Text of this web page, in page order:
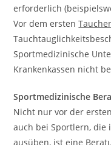
erforderlich
Vor dem ersten
Sportmedizinische
Krankenkassen nicht
Sportmedizinische
Nicht nur vor der
auch bei Sportlern, die
ausüben, ist eine